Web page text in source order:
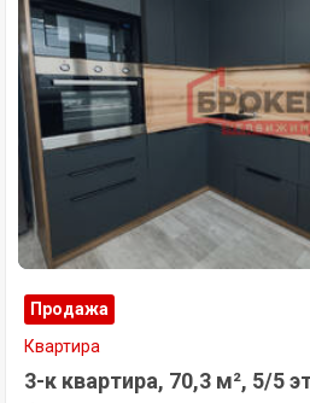
Продажа
Квартира
3-к квартира, 70,3 м², 5/5